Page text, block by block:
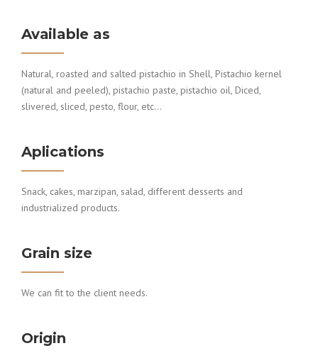
Available as
Natural, roasted and salted pistachio in Shell, Pistachio kernel
(natural and peeled), pistachio paste, pistachio oil, Diced,
slivered, sliced, pesto, flour, etc…
Aplications
Snack, cakes, marzipan, salad, different desserts and
industrialized products.
Grain size
We can fit to the client needs.
Origin